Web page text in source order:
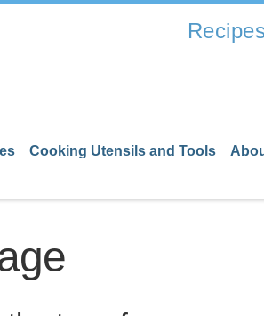
Cooking Utensils and Tools